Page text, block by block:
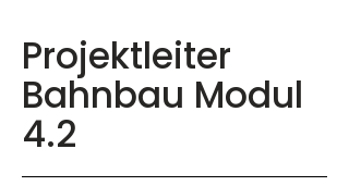
Projektleiter
Bahnbau Modul
4.2